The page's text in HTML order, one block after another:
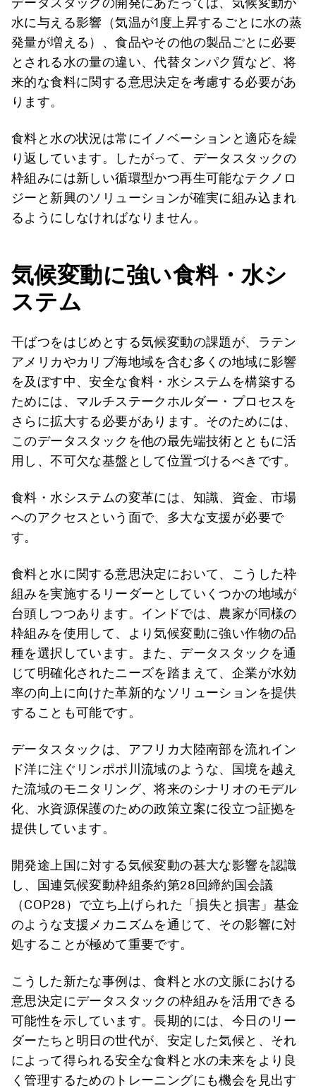
水に与える影響（気温が1度上昇するごとに水の蒸
発量が増える）、食品やその他の製品ごとに必要
とされる水の量の違い、代替タンパク質など、将
来的な食料に関する意思決定を考慮する必要があ
ります。
食料と水の状況は常にイノベーションと適応を繰
り返しています。したがって、データスタックの
枠組みには新しい循環型かつ再生可能なテクノロ
ジーと新興のソリューションが確実に組み込まれ
るようにしなければなりません。
気候変動に強い食料・水シ
ステム
干ばつをはじめとする気候変動の課題が、ラテン
アメリカやカリブ海地域を含む多くの地域に影響
を及ぼす中、安全な食料・水システムを構築する
ためには、マルチステークホルダー・プロセスを
さらに拡大する必要があります。そのためには、
このデータスタックを他の最先端技術とともに活
用し、不可欠な基盤として位置づけるべきです。
食料・水システムの変革には、知識、資金、市場
へのアクセスという面で、多大な支援が必要で
す。
食料と水に関する意思決定において、こうした枠
組みを実施するリーダーとしていくつかの地域が
台頭しつつあります。インドでは、農家が同様の
枠組みを使用して、より気候変動に強い作物の品
種を選択しています。また、データスタックを通
じて明確化されたニーズを踏まえて、企業が水効
率の向上に向けた革新的なソリューションを提供
することも可能です。
データスタックは、アフリカ大陸南部を流れイン
ド洋に注ぐリンポポ川流域のような、国境を越え
た流域のモニタリング、将来のシナリオのモデル
化、水資源保護のための政策立案に役立つ証拠を
提供しています。
開発途上国に対する気候変動の甚大な影響を認識
し、国連気候変動枠組条約第28回締約国会議
（COP28）で立ち上げられた「損失と損害」基金
のような支援メカニズムを通じて、その影響に対
処することが極めて重要です。
こうした新たな事例は、食料と水の文脈における
意思決定にデータスタックの枠組みを活用できる
可能性を示しています。長期的には、今日のリー
ダーたちと明日の世代が、安定した気候と、それ
によって得られる安全な食料と水の未来をより良
く管理するためのトレーニングにも機会を見出す